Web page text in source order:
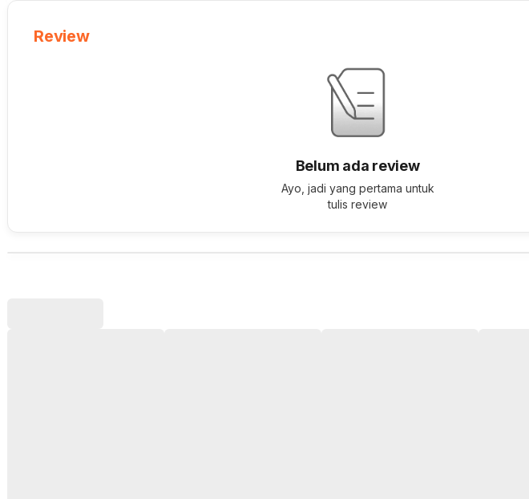
Review
Belum ada review
Ayo, jadi yang pertama untuk
tulis review